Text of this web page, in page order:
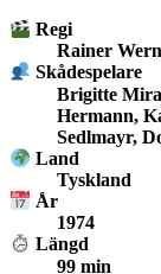
Regi
Rainer
Skådespelare
Brigitte
Hermann,
Sedlmayr,
Land
Tyskland
År
1974
Längd
99 min